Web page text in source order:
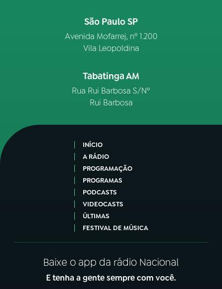
São Paulo SP
Avenida Mofarrej, nº 1.200
Vila Leopoldina
Tabatinga AM
Rua Rui Barbosa S/Nº
Rui Barbosa
INÍCIO
A RÁDIO
PROGRAMAÇÃO
PROGRAMAS
PODCASTS
VIDEOCASTS
ÚLTIMAS
FESTIVAL DE MÚSICA
Baixe o app da rádio Nacional
E tenha a gente sempre com você.